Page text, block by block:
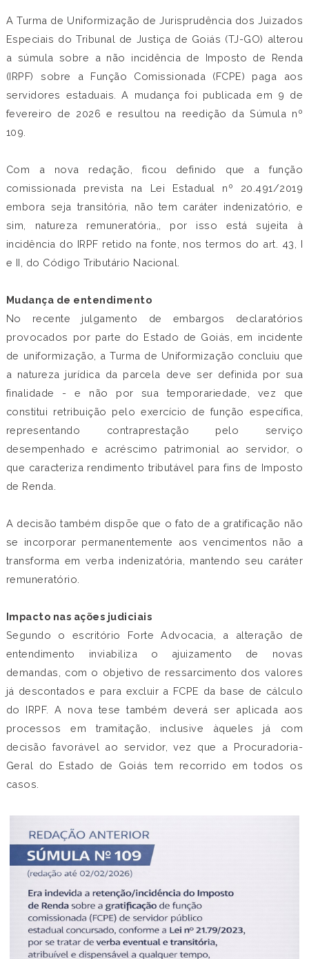
A Turma de Uniformização de Jurisprudência dos Juizados
Especiais do Tribunal de Justiça de Goiás (TJ-GO) alterou
a súmula sobre a não incidência de Imposto de Renda
(IRPF) sobre a Função Comissionada (FCPE) paga aos
servidores estaduais. A mudança foi publicada em 9 de
fevereiro de 2026 e resultou na reedição da Súmula nº
109.
Com a nova redação, ficou definido que a função
comissionada prevista na Lei Estadual nº 20.491/2019
embora seja transitória, não tem caráter indenizatório, e
sim, natureza remuneratória,, por isso está sujeita à
incidência do IRPF retido na fonte, nos termos do art. 43, I
e II, do Código Tributário Nacional.
Mudança de entendimento
No recente julgamento de embargos declaratórios
provocados por parte do Estado de Goiás, em incidente
de uniformização, a Turma de Uniformização concluiu que
a natureza jurídica da parcela deve ser definida por sua
finalidade - e não por sua temporariedade, vez que
constitui retribuição pelo exercício de função específica,
representando contraprestação pelo serviço
desempenhado e acréscimo patrimonial ao servidor, o
que caracteriza rendimento tributável para fins de Imposto
de Renda.
A decisão também dispõe que o fato de a gratificação não
se incorporar permanentemente aos vencimentos não a
transforma em verba indenizatória, mantendo seu caráter
remuneratório.
Impacto nas ações judiciais
Segundo o escritório Forte Advocacia, a alteração de
entendimento inviabiliza o ajuizamento de novas
demandas, com o objetivo de ressarcimento dos valores
já descontados e para excluir a FCPE da base de cálculo
do IRPF. A nova tese também deverá ser aplicada aos
processos em tramitação, inclusive àqueles já com
decisão favorável ao servidor, vez que a Procuradoria-
Geral do Estado de Goiás tem recorrido em todos os
casos.